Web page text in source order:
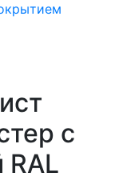
с